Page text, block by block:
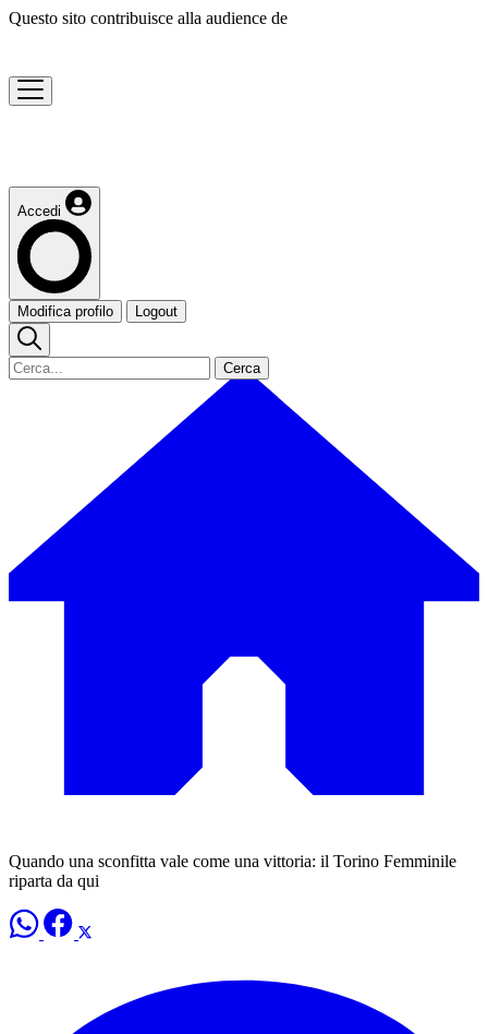
Questo sito contribuisce alla audience de
Accedi
Modifica profilo Logout
Cerca
Quando una sconfitta vale come una vittoria: il Torino Femminile
riparta da qui